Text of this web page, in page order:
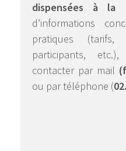
dispensées à la
d’informations
pratiques
participants,
contacter par mail
ou par téléphone (